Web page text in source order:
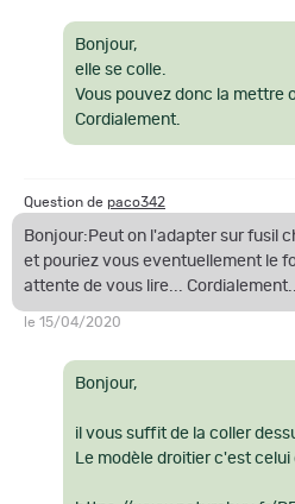
Bonjour,
elle se colle.
Vous pouvez donc la mettre
Cordialement.
Question de paco342
Bonjour:Peut on l'adapter sur fusil
et pouriez vous eventuellement le
attente de vous lire... Cordialement...
le 15/04/2020
Bonjour,
il vous suffit de la coller
Le modèle droitier c'est celui